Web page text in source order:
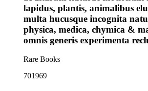
lapidus, plantis, animalibus
multa hucusque incognita
physica, medica, chymica &
omnis generis experimenta
Rare Books
701969